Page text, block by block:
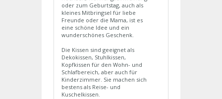
oder zum Geburtstag, auch als
kleines Mitbringsel für liebe
Freunde oder die Mama, ist es
eine schöne Idee und ein
wunderschönes Geschenk.
Die Kissen sind geeignet als
Dekokissen, Stuhlkissen,
Kopfkissen für den Wohn- und
Schlafbereich, aber auch für
Kinderzimmer. Sie machen sich
bestens als Reise- und
Kuschelkissen.